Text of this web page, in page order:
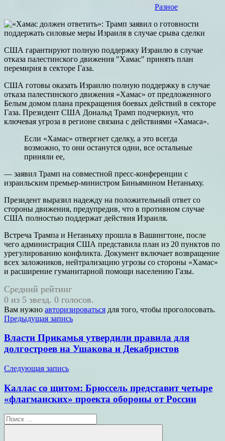
Разное
США гарантируют полную поддержку Израилю в случае
отказа палестинского движения "Хамас" принять план
перемирия в секторе Газа.
США готовы оказать Израилю полную поддержку в случае
отказа палестинского движения «Хамас» от предложенного
Белым домом плана прекращения боевых действий в секторе
Газа. Президент США Дональд Трамп подчеркнул, что
ключевая угроза в регионе связана с действиями «Хамаса».
Если «Хамас» отвергнет сделку, а это всегда
возможно, то они останутся одни, все остальные
приняли ее,
— заявил Трамп на совместной пресс-конференции с
израильским премьер-министром Биньямином Нетаньяху.
Президент выразил надежду на положительный ответ со
стороны движения, предупредив, что в противном случае
США полностью поддержат действия Израиля.
Встреча Трампа и Нетаньяху прошла в Вашингтоне, после
чего администрация США представила план из 20 пунктов по
урегулированию конфликта. Документ включает возвращение
всех заложников, нейтрализацию угрозы со стороны «Хамас»
и расширение гуманитарной помощи населению Газы.
Средний рейтинг
0 из 5 звезд. 0 голосов.
Вам нужно авторизироваться для того, чтобы проголосовать.
Навигация
по
записям
Предыдущая запись
Власти Прикамья утвердили правила для
долгостроев на Ушакова и Декабристов
Следующая запись
Каллас со щитом: Брюссель представит четыре
«флагманских» проекта обороны от России
Поиск
для: